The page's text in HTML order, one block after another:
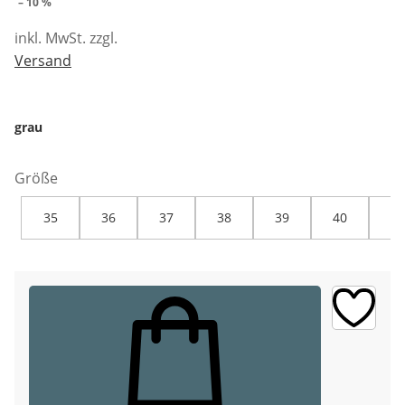
inkl. MwSt. zzgl.
Versand
grau
Größe
35 36 37 38 39 40